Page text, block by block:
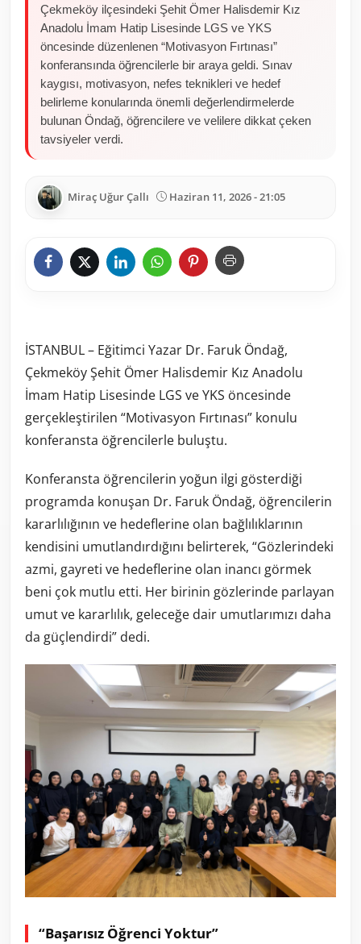
Çekmeköy ilçesindeki Şehit Ömer Halisdemir Kız
Anadolu İmam Hatip Lisesinde LGS ve YKS
öncesinde düzenlenen “Motivasyon Fırtınası”
konferansında öğrencilerle bir araya geldi. Sınav
kaygısı, motivasyon, nefes teknikleri ve hedef
belirleme konularında önemli değerlendirmelerde
bulunan Öndağ, öğrencilere ve velilere dikkat çeken
tavsiyeler verdi.
Miraç Uğur Çallı Haziran 11, 2026 - 21:05
İSTANBUL – Eğitimci Yazar Dr. Faruk Öndağ,
Çekmeköy Şehit Ömer Halisdemir Kız Anadolu
İmam Hatip Lisesinde LGS ve YKS öncesinde
gerçekleştirilen “Motivasyon Fırtınası” konulu
konferansta öğrencilerle buluştu.
Konferansta öğrencilerin yoğun ilgi gösterdiği
programda konuşan Dr. Faruk Öndağ, öğrencilerin
kararlılığının ve hedeflerine olan bağlılıklarının
kendisini umutlandırdığını belirterek, “Gözlerindeki
azmi, gayreti ve hedeflerine olan inancı görmek
beni çok mutlu etti. Her birinin gözlerinde parlayan
umut ve kararlılık, geleceğe dair umutlarımızı daha
da güçlendirdi” dedi.
“Başarısız Öğrenci Yoktur”